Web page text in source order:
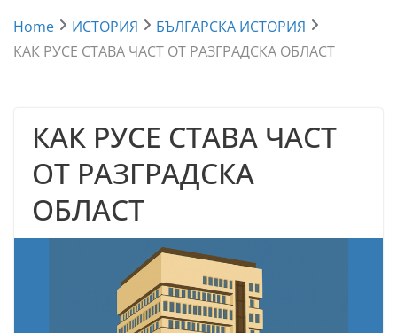
Home ИСТОРИЯ
БЪЛГАРСКА ИСТОРИЯ
КАК РУСЕ СТАВА ЧАСТ ОТ РАЗГРАДСКА ОБЛАСТ
КАК РУСЕ СТАВА ЧАСТ
ОТ РАЗГРАДСКА
ОБЛАСТ